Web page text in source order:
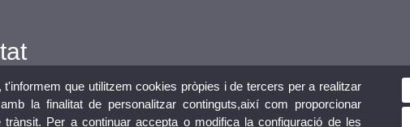
que utilitzem cookies pròpies i de tercers per a realitzar
la finalitat de personalitzar continguts,així com proporcionar
Per a continuar accepta o modifica la configuració de les